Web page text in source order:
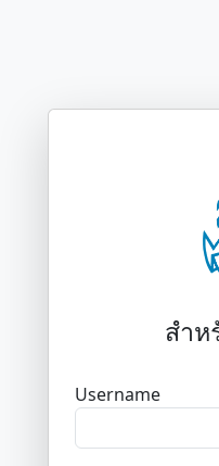
สำห
Username